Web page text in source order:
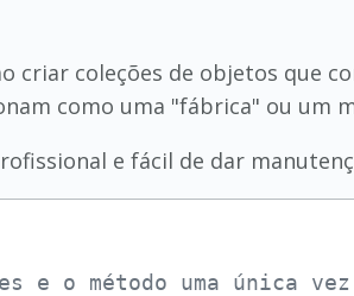
criar coleções de objetos que
como uma "fábrica" ou um
e fácil de dar
e o método uma única vez